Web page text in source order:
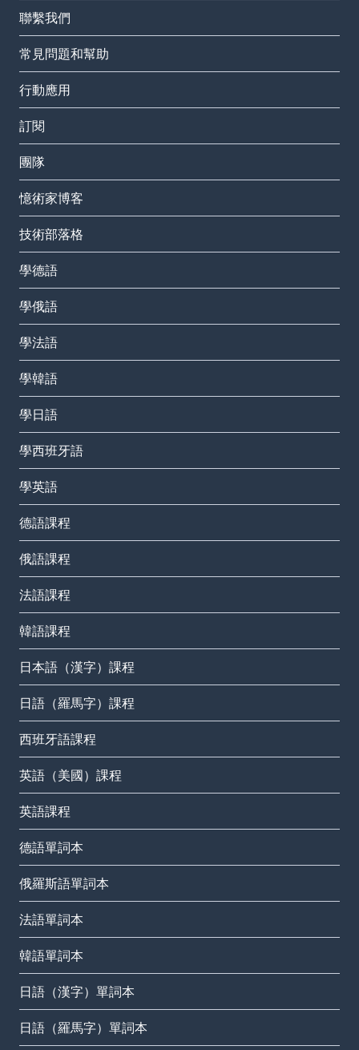
聯繫我們
常見問題和幫助
行動應用
訂閱
團隊
憶術家博客
技術部落格
學德語
學俄語
學法語
學韓語
學日語
學西班牙語
學英語
德語課程
俄語課程
法語課程
韓語課程
日本語（漢字）課程
日語（羅馬字）課程
西班牙語課程
英語（美國）課程
英語課程
德語單詞本
俄羅斯語單詞本
法語單詞本
韓語單詞本
日語（漢字）單詞本
日語（羅馬字）單詞本